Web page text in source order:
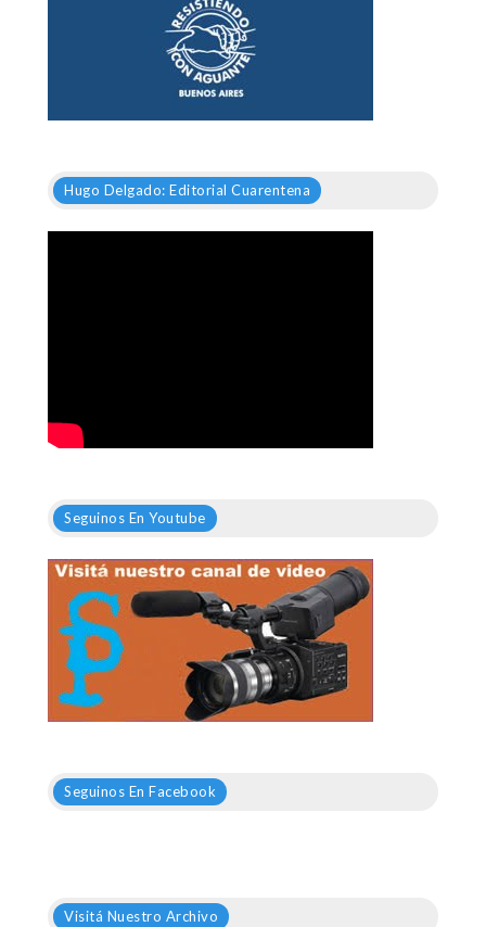
Hugo Delgado: Editorial Cuarentena
Seguinos En Youtube
Seguinos En Facebook
Visitá Nuestro Archivo